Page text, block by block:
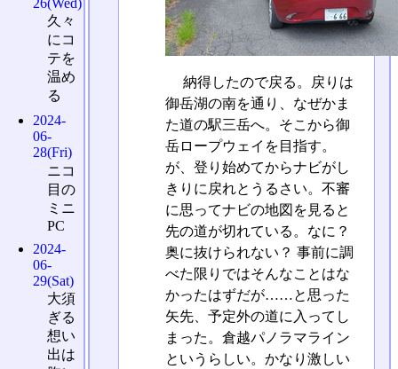
納得したので戻る。戻りは
御岳湖の南を通り、なぜかま
た道の駅三岳へ。そこから御
岳ロープウェイを目指す。
が、登り始めてからナビがし
きりに戻れとうるさい。不審
に思ってナビの地図を見ると
先の道が切れている。なに？
奥に抜けられない？ 事前に調
べた限りではそんなことはな
かったはずだが……と思った
矢先、予定外の道に入ってし
まった。倉越パノラマライン
というらしい。かなり激しい
久々
にコ
テを
温め
る
2024-
06-
28(Fri)
ニコ
目の
ミニ
PC
2024-
06-
29(Sat)
大須
ぎる
想い
出は